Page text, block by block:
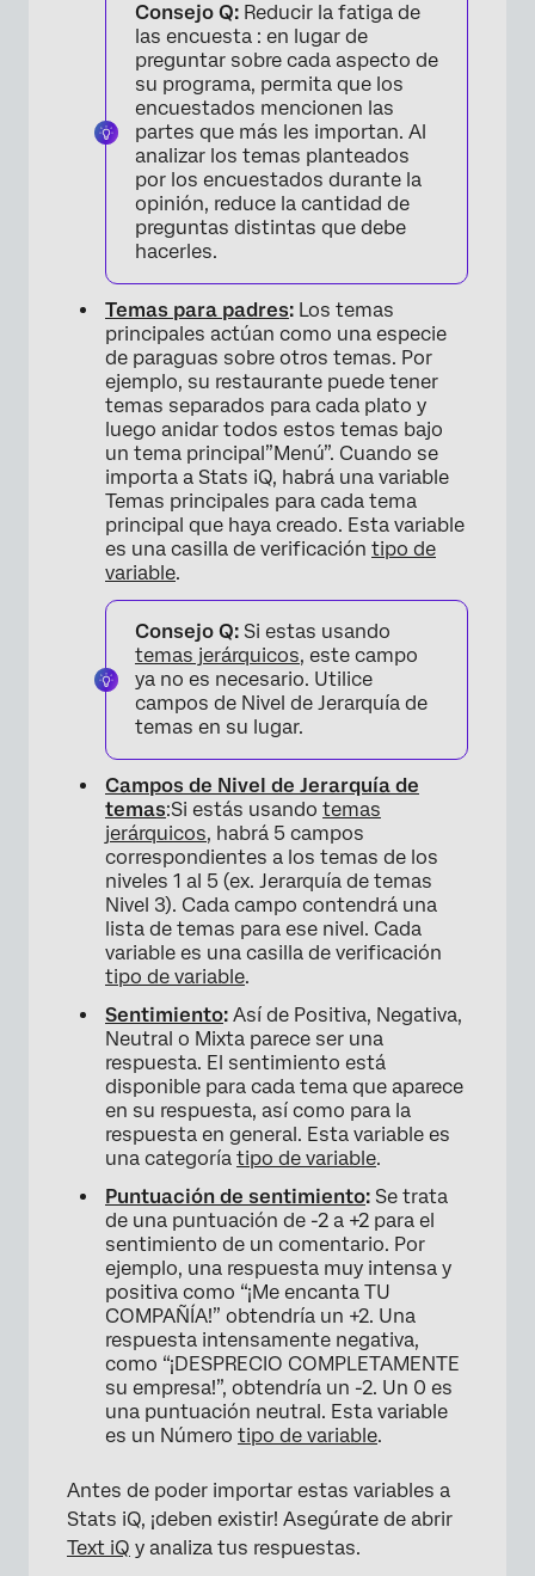
Consejo Q: Reducir la fatiga de
las encuesta : en lugar de
preguntar sobre cada aspecto de
su programa, permita que los
encuestados mencionen las
partes que más les importan. Al
analizar los temas planteados
por los encuestados durante la
opinión, reduce la cantidad de
preguntas distintas que debe
hacerles.
Temas para padres: Los temas
principales actúan como una especie
de paraguas sobre otros temas. Por
ejemplo, su restaurante puede tener
temas separados para cada plato y
luego anidar todos estos temas bajo
un tema principal”Menú”. Cuando se
importa a Stats iQ, habrá una variable
Temas principales para cada tema
principal que haya creado. Esta variable
es una casilla de verificación tipo de
variable.
Consejo Q: Si estas usando
temas jerárquicos, este campo
ya no es necesario. Utilice
campos de Nivel de Jerarquía de
temas en su lugar.
Campos de Nivel de Jerarquía de
temas:Si estás usando temas
jerárquicos, habrá 5 campos
correspondientes a los temas de los
niveles 1 al 5 (ex. Jerarquía de temas
Nivel 3). Cada campo contendrá una
lista de temas para ese nivel. Cada
variable es una casilla de verificación
tipo de variable.
Sentimiento: Así de Positiva, Negativa,
Neutral o Mixta parece ser una
respuesta. El sentimiento está
disponible para cada tema que aparece
en su respuesta, así como para la
respuesta en general. Esta variable es
una categoría tipo de variable.
Puntuación de sentimiento: Se trata
de una puntuación de -2 a +2 para el
sentimiento de un comentario. Por
ejemplo, una respuesta muy intensa y
positiva como “¡Me encanta TU
COMPAÑÍA!” obtendría un +2. Una
respuesta intensamente negativa,
como “¡DESPRECIO COMPLETAMENTE
su empresa!”, obtendría un -2. Un 0 es
una puntuación neutral. Esta variable
es un Número tipo de variable.
Antes de poder importar estas variables a
Stats iQ, ¡deben existir! Asegúrate de abrir
Text iQ y analiza tus respuestas.